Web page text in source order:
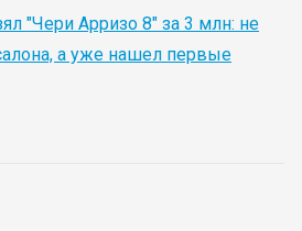
"Чери Арризо 8" за 3 млн: не
а уже нашел первые